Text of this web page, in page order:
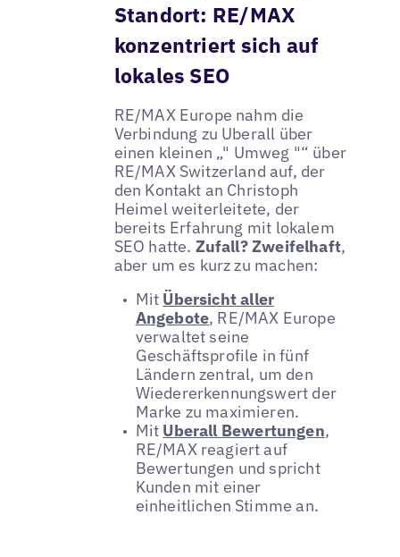
Standort: RE/MAX
konzentriert sich auf
lokales SEO
RE/MAX Europe nahm die
Verbindung zu Uberall über
einen kleinen „" Umweg "“ über
RE/MAX Switzerland auf, der
den Kontakt an Christoph
Heimel weiterleitete, der
bereits Erfahrung mit lokalem
SEO hatte. Zufall? Zweifelhaft,
aber um es kurz zu machen:
Mit Übersicht aller
Angebote, RE/MAX Europe
verwaltet seine
Geschäftsprofile in fünf
Ländern zentral, um den
Wiedererkennungswert der
Marke zu maximieren.
Mit Uberall Bewertungen,
RE/MAX reagiert auf
Bewertungen und spricht
Kunden mit einer
einheitlichen Stimme an.